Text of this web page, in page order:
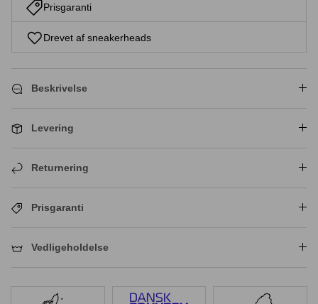
Prisgaranti
Drevet af sneakerheads
Beskrivelse
Levering
Returnering
Prisgaranti
Vedligeholdelse